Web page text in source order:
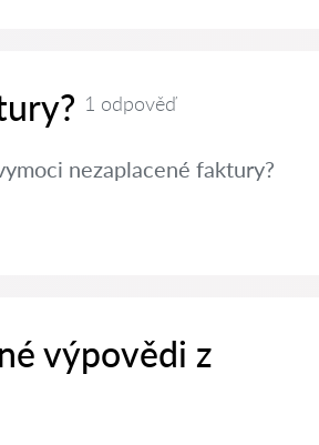
1 odpověď
nezaplacené faktury?
výpovědi z